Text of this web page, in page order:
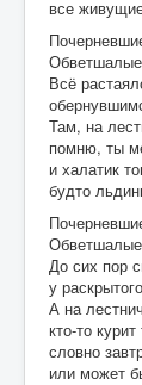
все
Всё
Там, на
помню, ты
и халатик
будто
До сих пор
у
А на
кто-то
словно
или может